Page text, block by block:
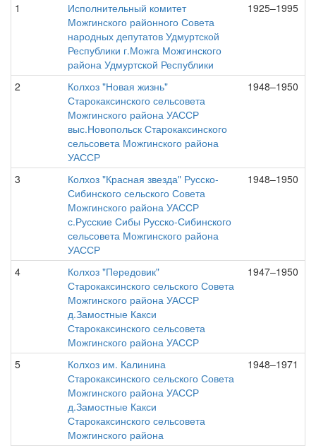
1
Исполнительный комитет
Можгинского районного Совета
народных депутатов Удмуртской
Республики г.Можга Можгинского
района Удмуртской Республики
1925–1995
2
Колхоз "Новая жизнь"
Старокаксинского сельсовета
Можгинского района УАССР
выс.Новопольск Старокаксинского
сельсовета Можгинского района
УАССР
1948–1950
3
Колхоз "Красная звезда" Русско-
Сибинского сельского Совета
Можгинского района УАССР
с.Русские Сибы Русско-Сибинского
сельсовета Можгинского района
УАССР
1948–1950
4
Колхоз "Передовик"
Старокаксинского сельского Совета
Можгинского района УАССР
д.Замостные Какси
Старокаксинского сельсовета
Можгинского района УАССР
1947–1950
5
Колхоз им. Калинина
Старокаксинского сельского Совета
Можгинского района УАССР
д.Замостные Какси
Старокаксинского сельсовета
Можгинского района
1948–1971